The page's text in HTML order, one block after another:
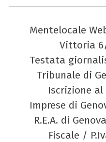
Mentelocale
Vittoria
Testata
Tribunale di
Iscrizione
Imprese di
R.E.A. di
Fiscale /